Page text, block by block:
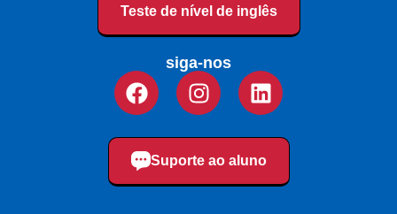
Teste de nível de inglês
siga-nos
Suporte ao aluno